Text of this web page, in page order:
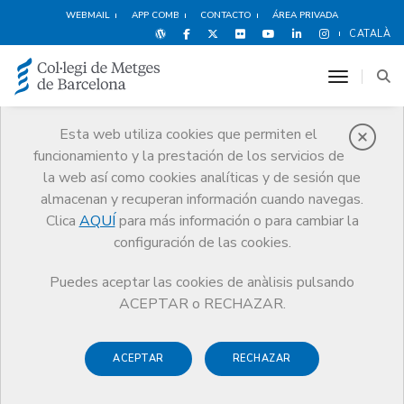
WEBMAIL APP COMB CONTACTO ÁREA PRIVADA
CATALÀ
Esta web utiliza cookies que permiten el
funcionamiento y la prestación de los servicios de
la web así como cookies analíticas y de sesión que
almacenan y recuperan información cuando navegas.
Clica AQUÍ para más información o para cambiar la
configuración de las cookies.
Puedes aceptar las cookies de anàlisis pulsando
ACEPTAR o RECHAZAR.
ACEPTAR RECHAZAR
toggle
Campañas de
coperación
El CoMB Campañas de coperación #ElCoMBActua
#ElCoMBActua